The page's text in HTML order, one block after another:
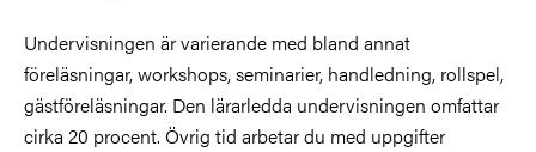
Undervisningen är varierande med bland annat
föreläsningar, workshops, seminarier, handledning, rollspel,
gästföreläsningar. Den lärarledda undervisningen omfattar
cirka 20 procent. Övrig tid arbetar du med uppgifter